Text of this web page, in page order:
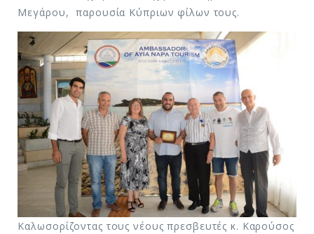
Μεγάρου, παρουσία Κύπριων φίλων τους.
Καλωσορίζοντας τους νέους πρεσβευτές κ. Καρούσος